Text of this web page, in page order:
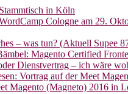
in Köln
Cologne am 29.
– was tun? (Aktuell Supee
Magento Certified
Dienstvertrag – ich wäre
Vortrag auf der Meet
Magento (Magneto) 2016 in